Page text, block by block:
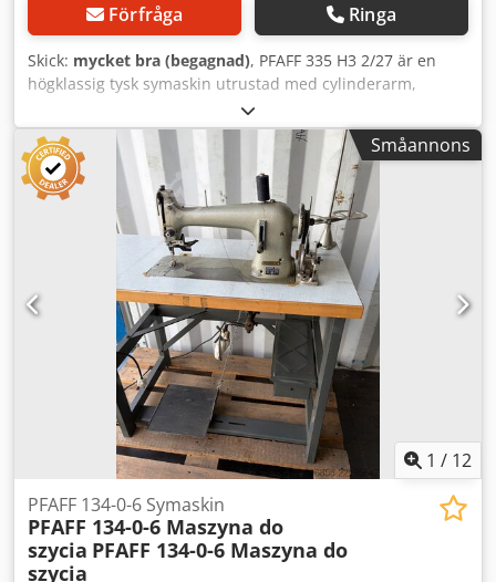
Förfråga Ringa
Skick: mycket bra (begagnad), PFAFF 335 H3 2/27 är en
högklassig tysk symaskin utrustad med cylinderarm,
arbetsbord och EFKA Variostop-drivning. Denna modell
används för sömnad av läder, stoppning, lädervaror, skor,
resväskor och andra delar med svår form. Tekniska data:
Tillverkare: PFAFF Modell: 335 H3 2/27 Cylinderarm
Drivning: EFKA Variostop VD24 Dkjdpfxezgt Tuj Anmer
Strömförsörjning: 220 / 380 V Motoreffekt: 370 W Varvtal:
1400 / 1700 varv/min 50 / 60 Hz Arbetsbord ingår
Spolhållare Fotstyrning Skick: Begagnad maskin. I gott
visuellt skick. Skick enligt bilder.
Småannons
1 / 12
PFAFF 134-0-6 Symaskin
PFAFF 134-0-6 Maszyna do
szycia PFAFF 134-0-6 Maszyna do
szycia